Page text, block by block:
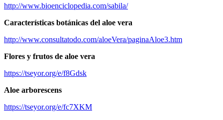
http://www.bioenciclopedia.com/sabila/
Características botánicas del aloe vera
http://www.consultatodo.com/aloeVera/paginaAloe3.htm
Flores y frutos de aloe vera
https://tseyor.org/e/f8Gdsk
Aloe arborescens
https://tseyor.org/e/fc7XKM